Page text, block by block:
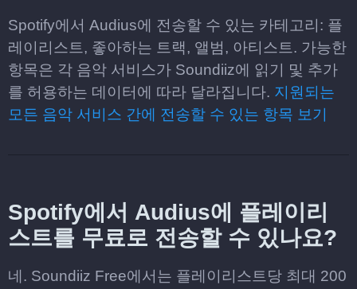
Spotify에서 Audius에 전송할 수 있는 카테고리: 플
레이리스트, 좋아하는 트랙, 앨범, 아티스트. 가능한
항목은 각 음악 서비스가 Soundiiz에 읽기 및 추가
를 허용하는 데이터에 따라 달라집니다. 지원되는
모든 음악 서비스 간에 전송할 수 있는 항목 보기
Spotify에서 Audius에 플레이리
스트를 무료로 전송할 수 있나요?
네. Soundiiz Free에서는 플레이리스트당 최대 200